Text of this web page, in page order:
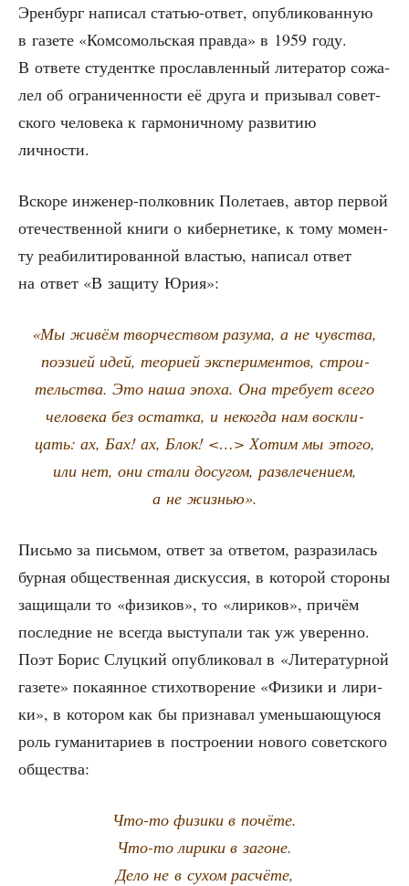
Эрен­бург напи­сал ста­тью-ответ, опуб­ли­ко­ван­ную
в газе­те «Ком­со­моль­ская прав­да» в 1959 году.
В отве­те сту­дент­ке про­слав­лен­ный лите­ра­тор сожа­
лел об огра­ни­чен­но­сти её дру­га и при­зы­вал совет­
ско­го чело­ве­ка к гар­мо­нич­но­му раз­ви­тию
личности.
Вско­ре инже­нер-пол­ков­ник Поле­та­ев, автор пер­вой
оте­че­ствен­ной кни­ги о кибер­не­ти­ке, к тому момен­
ту реа­би­ли­ти­ро­ван­ной вла­стью, напи­сал ответ
на ответ «В защи­ту Юрия»:
«Мы живём твор­че­ством разу­ма, а не чув­ства,
поэ­зи­ей идей, тео­ри­ей экс­пе­ри­мен­тов, стро­и­
тель­ства. Это наша эпо­ха. Она тре­бу­ет все­го
чело­ве­ка без остат­ка, и неко­гда нам вос­кли­
цать: ах, Бах! ах, Блок! <…> Хотим мы это­го,
или нет, они ста­ли досу­гом, раз­вле­че­ни­ем,
а не жизнью».
Пись­мо за пись­мом, ответ за отве­том, раз­ра­зи­лась
бур­ная обще­ствен­ная дис­кус­сия, в кото­рой сто­ро­ны
защи­ща­ли то «физи­ков», то «лири­ков», при­чём
послед­ние не все­гда высту­па­ли так уж уве­рен­но.
Поэт Борис Слуц­кий опуб­ли­ко­вал в «Лите­ра­тур­ной
газе­те» пока­ян­ное сти­хо­тво­ре­ние «Физи­ки и лири­
ки», в кото­ром как бы при­зна­вал умень­ша­ю­щу­ю­ся
роль гума­ни­та­ри­ев в постро­е­нии ново­го совет­ско­го
общества:
Что-то физи­ки в почёте.
Что-то лири­ки в загоне.
Дело не в сухом расчёте,